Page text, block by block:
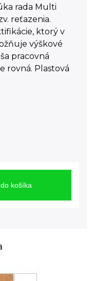
rada Multi
reťazenia.
ktorý v
výškové
pracovná
rovná. Plastová
košíka